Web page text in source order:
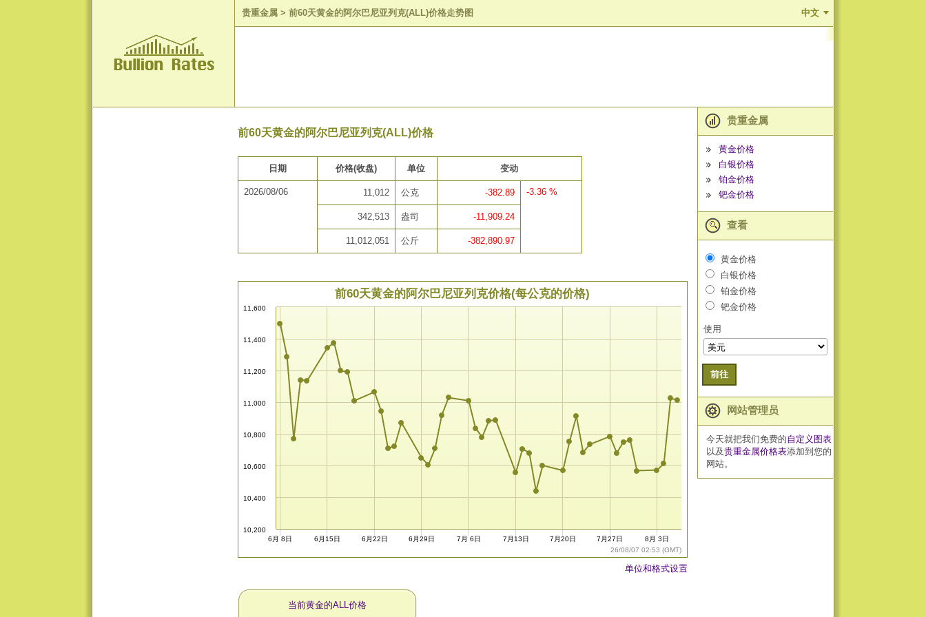
贵重金属 > 前60天黄金的阿尔巴尼亚列克(ALL)价格走势图 中文
前60天黄金的阿尔巴尼亚列克(ALL)价格
日期 价格(收盘) 单位 变动
2026/08/06 11,012 公克 -382.89 -3.36 %
342,513 盎司 -11,909.24
11,012,051 公斤 -382,890.97
26/08/07 02:53 (GMT)
前60天黄金的阿尔巴尼亚列克价格(每公克的价格)
10,200
10,400
10,600
10,800
11,000
11,200
11,400
11,600
6月 8日 6月15日 6月22日 6月29日 7月 6日 7月13日 7月20日 7月27日 8月 3日
单位和格式设置
当前黄金的ALL价格
贵重金属
黄金价格
白银价格
铂金价格
钯金价格
查看
黄金价格
白银价格
铂金价格
钯金价格
使用
前往
网站管理员
今天就把我们免费的自定义图表
以及贵重金属价格表添加到您的
网站。